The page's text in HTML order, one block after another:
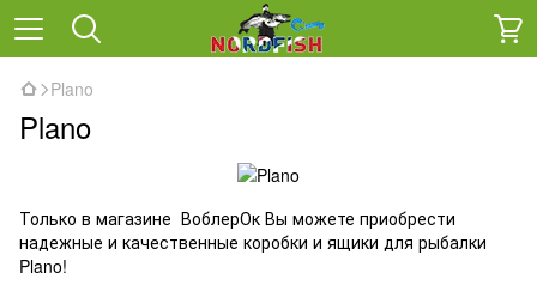
Plano
Plano
Только в магазине ВоблерОк Вы можете приобрести
надежные и качественные коробки и ящики для рыбалки
Plano!